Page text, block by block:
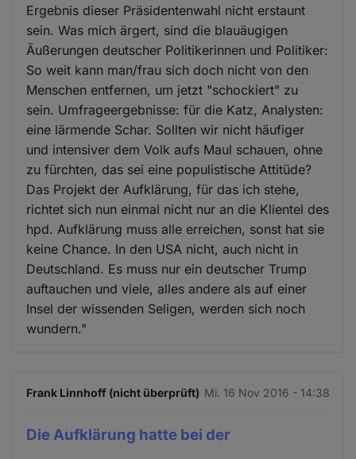
Ergebnis dieser Präsidentenwahl nicht erstaunt
sein. Was mich ärgert, sind die blauäugigen
Äußerungen deutscher Politikerinnen und Politiker:
So weit kann man/frau sich doch nicht von den
Menschen entfernen, um jetzt "schockiert" zu
sein. Umfrageergebnisse: für die Katz, Analysten:
eine lärmende Schar. Sollten wir nicht häufiger
und intensiver dem Volk aufs Maul schauen, ohne
zu fürchten, das sei eine populistische Attitüde?
Das Projekt der Aufklärung, für das ich stehe,
richtet sich nun einmal nicht nur an die Klientel des
hpd. Aufklärung muss alle erreichen, sonst hat sie
keine Chance. In den USA nicht, auch nicht in
Deutschland. Es muss nur ein deutscher Trump
auftauchen und viele, alles andere als auf einer
Insel der wissenden Seligen, werden sich noch
wundern."
Frank Linnhoff (nicht überprüft) Mi. 16 Nov 2016 - 14:38
Die Aufklärung hatte bei der